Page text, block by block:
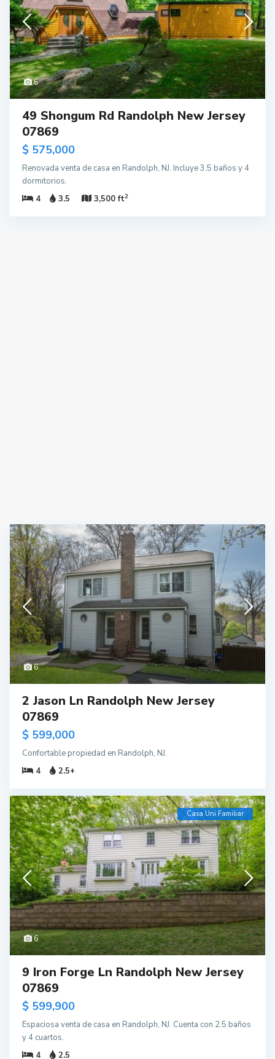
6
49 Shongum Rd Randolph New Jersey
07869
$ 575,000
Renovada venta de casa en Randolph, NJ. Incluye 3.5 baños y 4
dormitorios.
4
3.5 3,500 ft2
6
2 Jason Ln Randolph New Jersey
07869
$ 599,000
Confortable propiedad en Randolph, NJ.
4
2.5+
6
Casa Uni Familiar
9 Iron Forge Ln Randolph New Jersey
07869
$ 599,900
Espaciosa venta de casa en Randolph, NJ. Cuenta con 2.5 baños
y 4 cuartos.
4
2.5